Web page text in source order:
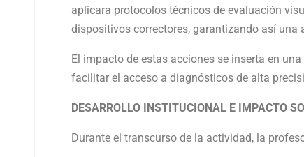
aplicara protocolos técnicos de evaluación
dispositivos correctores, garantizando así una
El impacto de estas acciones se inserta en
facilitar el acceso a diagnósticos de alta
DESARROLLO INSTITUCIONAL E IMPACTO
Durante el transcurso de la actividad, la